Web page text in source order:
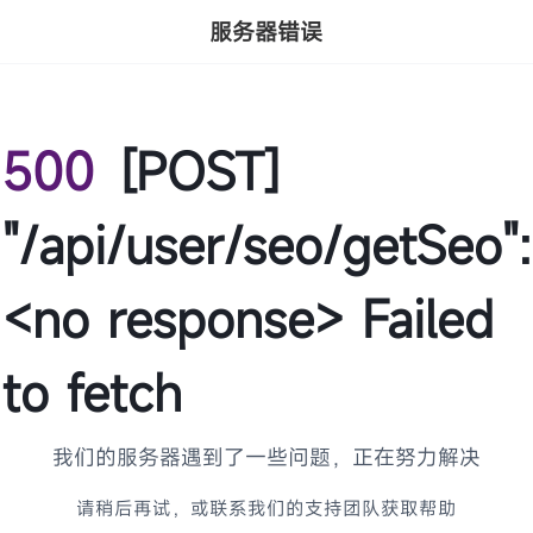
服务器错误
500 [POST]
"/api/user/seo/getSeo":
<no response> Failed
to fetch
我们的服务器遇到了一些问题，正在努力解决
请稍后再试，或联系我们的支持团队获取帮助